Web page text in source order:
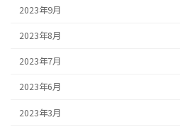
2023年9月
2023年8月
2023年7月
2023年6月
2023年3月